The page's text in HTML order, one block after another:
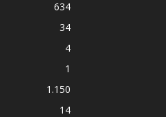
634
34
4
1
1.150
14